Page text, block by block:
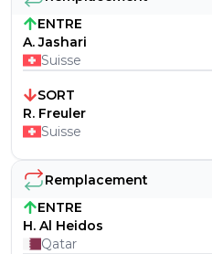
ENTRE
A. Jashari
Suisse
SORT
R. Freuler
Suisse
Remplacement
ENTRE
H. Al Heidos
Qatar